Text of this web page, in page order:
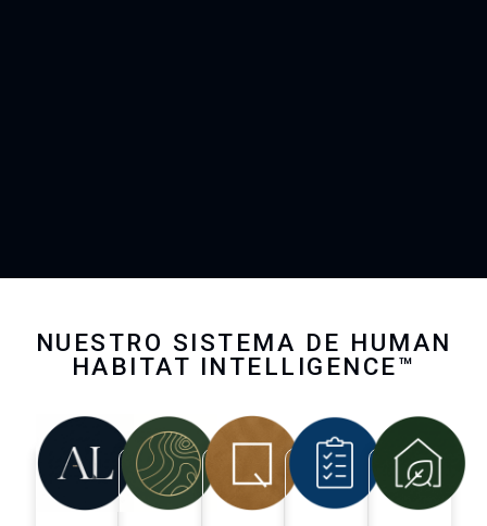
NUESTRO SISTEMA DE HUMAN
HABITAT INTELLIGENCE™